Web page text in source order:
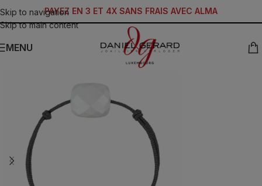
Skip to navigation
Skip to main content
PAYEZ EN 3 ET 4X SANS FRAIS AVEC ALMA
MENU